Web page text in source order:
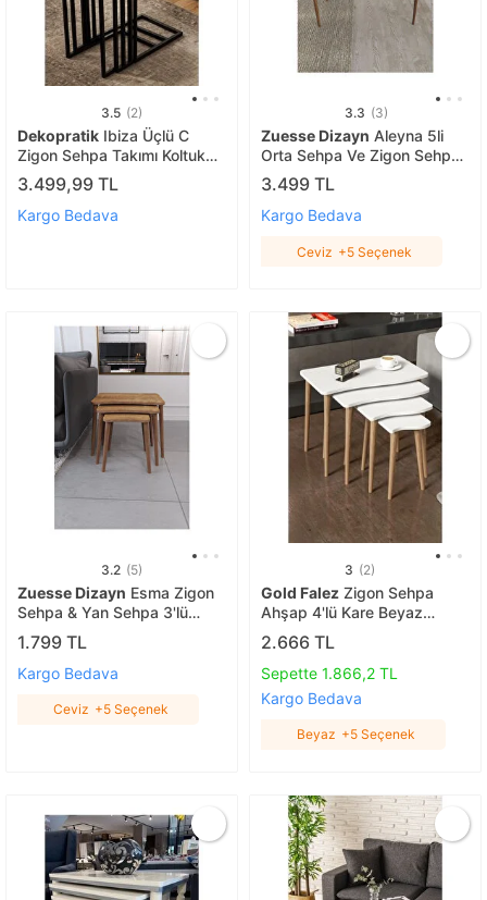
3.5 (2)
Dekopratik Ibiza Üçlü C
Zigon Sehpa Takımı Koltuk
Sehpası Metal 3lü Yan
Sehpa Füme Camlı
3.499,99 TL
Kargo Bedava
3.3 (3)
Zuesse Dizayn Aleyna 5li
Orta Sehpa Ve Zigon Sehpa
Ahşap Ayaklı Çay Kahve
Sehpası Xl Salon Seti Ceviz
3.499 TL
Kargo Bedava
Ceviz +5 Seçenek
3.2 (5)
Zuesse Dizayn Esma Zigon
Sehpa & Yan Sehpa 3'lü
Ahşap Ayaklı Sehpa Ceviz
1.799 TL
Kargo Bedava
Ceviz +5 Seçenek
3 (2)
Gold Falez Zigon Sehpa
Ahşap 4'lü Kare Beyaz
Beyaz
2.666 TL
Sepette 1.866,2 TL
Kargo Bedava
Beyaz +5 Seçenek